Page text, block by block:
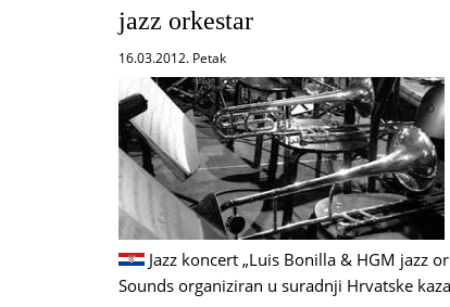
jazz orkestar
16.03.2012. Petak
Jazz koncert „Luis Bonilla & HGM jazz
Sounds organiziran u suradnji Hrvatske